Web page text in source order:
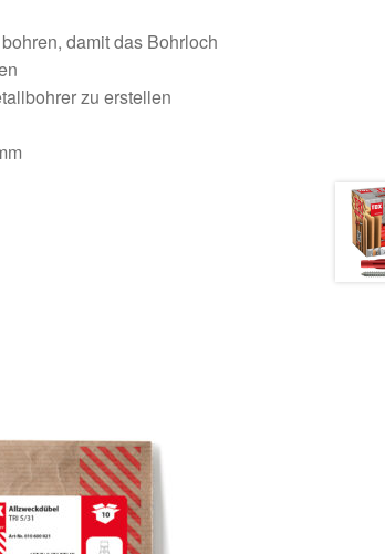
damit das Bohrloch
zu erstellen